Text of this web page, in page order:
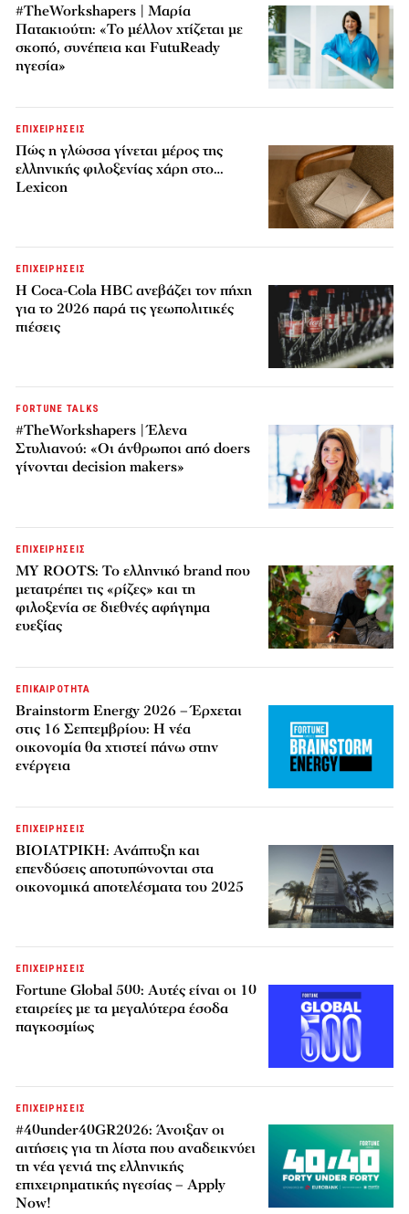
#TheWorkshapers | Μαρία
Πατακιούτη: «Το μέλλον χτίζεται με
σκοπό, συνέπεια και FutuReady
ηγεσία»
ΕΠΙΧΕΙΡΗΣΕΙΣ
Πώς η γλώσσα γίνεται μέρος της
ελληνικής φιλοξενίας χάρη στο…
Lexicon
ΕΠΙΧΕΙΡΗΣΕΙΣ
Η Coca-Cola HBC ανεβάζει τον πήχη
για το 2026 παρά τις γεωπολιτικές
πιέσεις
FORTUNE TALKS
#TheWorkshapers | Έλενα
Στυλιανού: «Οι άνθρωποι από doers
γίνονται decision makers»
ΕΠΙΧΕΙΡΗΣΕΙΣ
MY ROOTS: Το ελληνικό brand που
μετατρέπει τις «ρίζες» και τη
φιλοξενία σε διεθνές αφήγημα
ευεξίας
ΕΠΙΚΑΙΡΟΤΗΤΑ
Brainstorm Energy 2026 – Έρχεται
στις 16 Σεπτεμβρίου: Η νέα
οικονομία θα χτιστεί πάνω στην
ενέργεια
ΕΠΙΧΕΙΡΗΣΕΙΣ
ΒΙΟΙΑΤΡΙΚΗ: Ανάπτυξη και
επενδύσεις αποτυπώνονται στα
οικονομικά αποτελέσματα του 2025
ΕΠΙΧΕΙΡΗΣΕΙΣ
Fortune Global 500: Αυτές είναι οι 10
εταιρείες με τα μεγαλύτερα έσοδα
παγκοσμίως
ΕΠΙΧΕΙΡΗΣΕΙΣ
#40under40GR2026: Άνοιξαν οι
αιτήσεις για τη λίστα που αναδεικνύει
τη νέα γενιά της ελληνικής
επιχειρηματικής ηγεσίας – Apply
Now!